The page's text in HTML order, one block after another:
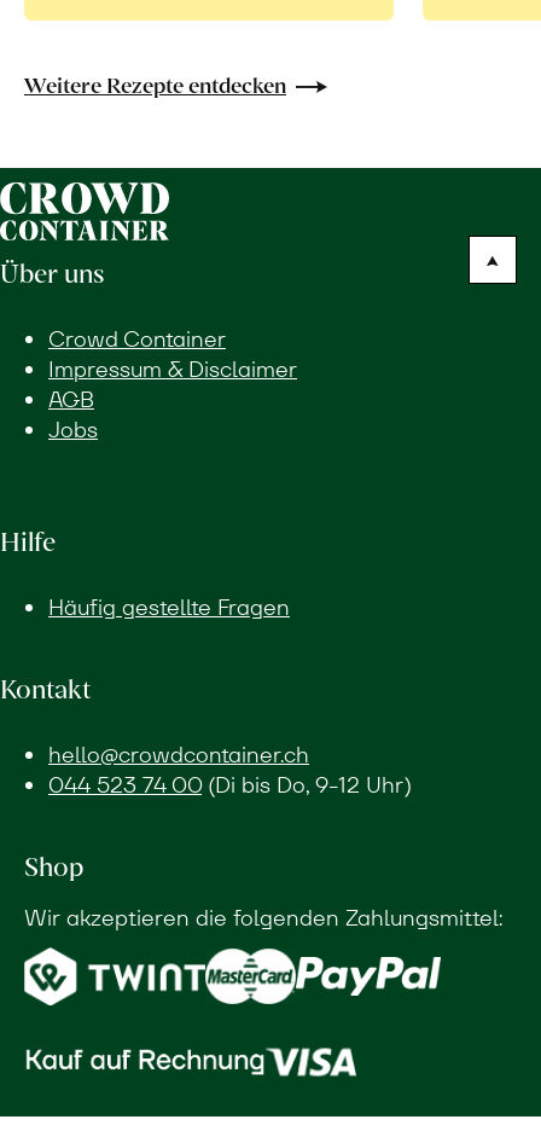
Weitere Rezepte entdecken
Über uns
Crowd Container
Impressum & Disclaimer
AGB
Jobs
Hilfe
Häufig gestellte Fragen
Kontakt
hello@crowdcontainer.ch
044 523 74 00(Di bis Do, 9-12 Uhr)
Shop
Wir akzeptieren die folgenden Zahlungsmittel: